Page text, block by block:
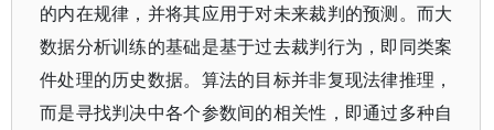
的内在规律，并将其应用于对未来裁判的预测。而大
数据分析训练的基础是基于过去裁判行为，即同类案
件处理的历史数据。算法的目标并非复现法律推理，
而是寻找判决中各个参数间的相关性，即通过多种自